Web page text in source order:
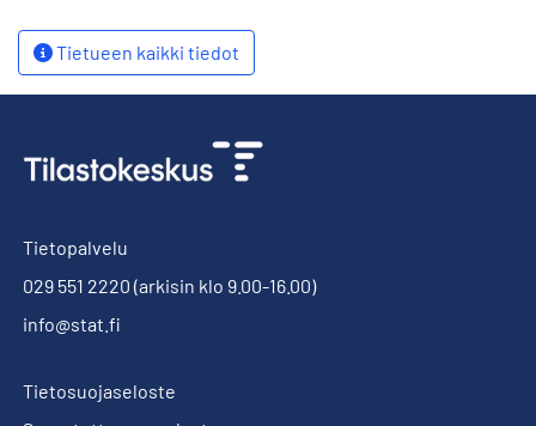
Tietueen kaikki tiedot
Tietopalvelu
029 551 2220 (arkisin klo 9.00-16.00)
info@stat.fi
Tietosuojaseloste